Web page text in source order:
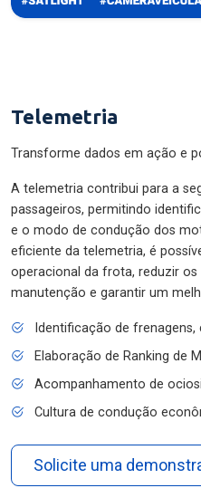
Telemetria
Transforme dados em ação e
A telemetria contribui para a
passageiros, permitindo
e o modo de condução dos
eficiente da telemetria, é
operacional da frota, reduzir
manutenção e garantir um
Identificação de
Elaboração de Ranking de
Acompanhamento de
Cultura de condução
Solicite uma